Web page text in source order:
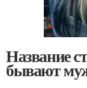
Название
бывают